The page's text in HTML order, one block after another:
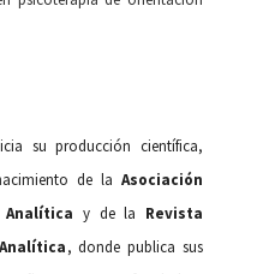
su producción científica,
de laAsociación
y de la Revista
, donde publica sus